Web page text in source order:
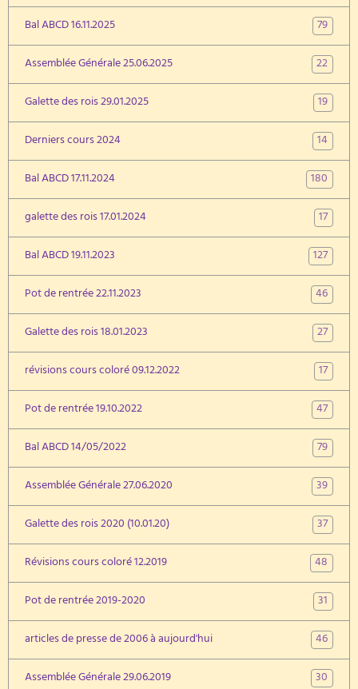
Bal ABCD 16.11.2025
79
Assemblée Générale 25.06.2025
22
Galette des rois 29.01.2025
19
Derniers cours 2024
14
Bal ABCD 17.11.2024
180
galette des rois 17.01.2024
17
Bal ABCD 19.11.2023
127
Pot de rentrée 22.11.2023
46
Galette des rois 18.01.2023
27
révisions cours coloré 09.12.2022
17
Pot de rentrée 19.10.2022
47
Bal ABCD 14/05/2022
79
Assemblée Générale 27.06.2020
39
Galette des rois 2020 (10.01.20)
37
Révisions cours coloré 12.2019
48
Pot de rentrée 2019-2020
31
articles de presse de 2006 à aujourd'hui
46
Assemblée Générale 29.06.2019
30